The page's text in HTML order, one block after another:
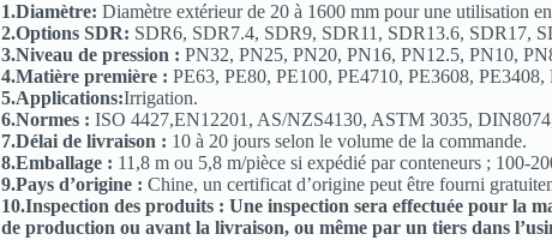
1.Diamètre: Diamètre extérieur de 20 à 1600 mm pour une utilisation
2.Options SDR: SDR6, SDR7.4, SDR9, SDR11, SDR13.6, SDR17,
3.Niveau de pression : PN32, PN25, PN20, PN16, PN12.5, PN10,
4.Matière première : PE63, PE80, PE100, PE4710, PE3608, PE3408,
5.Applications:Irrigation.
6.Normes : ISO 4427,EN12201, AS/NZS4130, ASTM 3035,
7.Délai de livraison : 10 à 20 jours selon le volume de la commande.
8.Emballage : 11,8 m ou 5,8 m/pièce si expédié par conteneurs ; 100-
9.Pays d’origine : Chine, un certificat d’origine peut être fourni
10.Inspection des produits : Une inspection sera effectuée pour la
de production ou avant la livraison, ou même par un tiers dans